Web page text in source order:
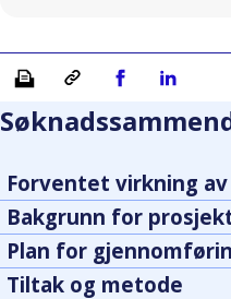
Skriv ut Kopiera länkDel på Facebook
Del på
Forventet virkning
Bakgrunn for
Plan for
Tiltak og metode